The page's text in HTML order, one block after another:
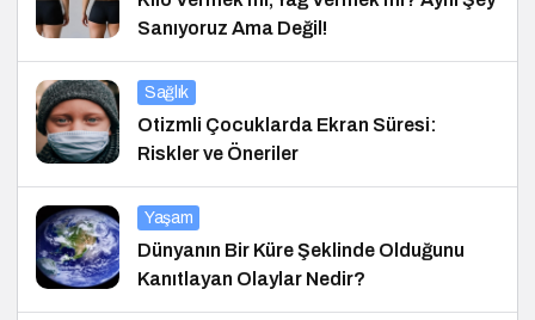
Sanıyoruz Ama Değil!
Sağlık
Otizmli Çocuklarda Ekran Süresi:
Riskler ve Öneriler
Yaşam
Dünyanın Bir Küre Şeklinde Olduğunu
Kanıtlayan Olaylar Nedir?